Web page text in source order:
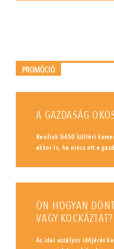
PROMÓCIÓ
A GAZDASÁG
Reolink G450 kültéri
akkor is, ha nincs ott a
ÖN HOGYAN
VAGY KOCKÁZTAT?
Az idei aszályos időjárás